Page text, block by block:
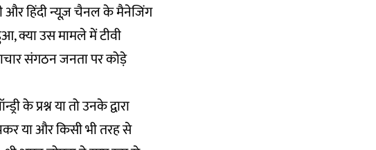
और हिंदी न्यूज़ चैनल के मैनेजिंग
क्या उस मामले में टीवी
संगठन जनता पर कोड़े
के प्रश्न या तो उनके द्वारा
या और किसी भी तरह से